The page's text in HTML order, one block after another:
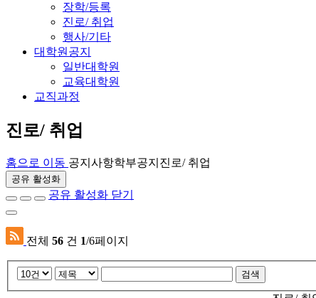
장학/등록
진로/ 취업
행사/기타
대학원공지
일반대학원
교육대학원
교직과정
진로/ 취업
홈으로 이동 공지사항학부공지 진로/ 취업
공유 활성화
공유 활성화 닫기
전체 56 건 1/6페이지
검색